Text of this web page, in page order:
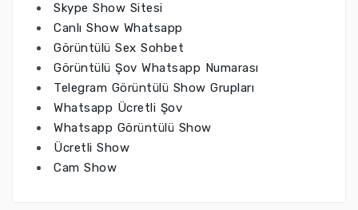
Skype Show Sitesi
Canlı Show Whatsapp
Görüntülü Sex Sohbet
Görüntülü Şov Whatsapp Numarası
Telegram Görüntülü Show Grupları
Whatsapp Ücretli Şov
Whatsapp Görüntülü Show
Ücretli Show
Cam Show